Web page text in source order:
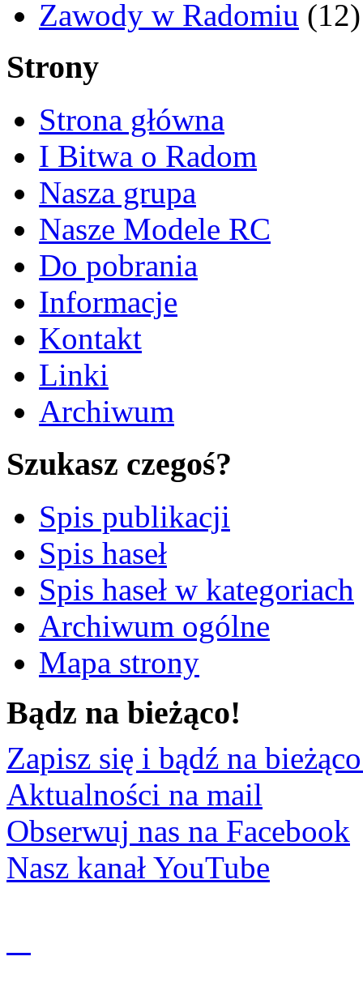
Zawody w Radomiu (12)
Strony
Strona główna
I Bitwa o Radom
Nasza grupa
Nasze Modele RC
Do pobrania
Informacje
Kontakt
Linki
Archiwum
Szukasz czegoś?
Spis publikacji
Spis haseł
Spis haseł w kategoriach
Archiwum ogólne
Mapa strony
Bądz na bieżąco!
Zapisz się i bądź na
Aktualności na mail
Obserwuj nas na Facebook
Nasz kanał YouTube